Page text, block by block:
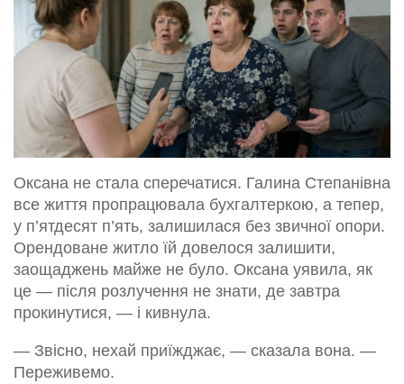
Оксана не стала сперечатися. Галина Степанівна
все життя пропрацювала бухгалтеркою, а тепер,
у п’ятдесят п’ять, залишилася без звичної опори.
Орендоване житло їй довелося залишити,
заощаджень майже не було. Оксана уявила, як
це — після розлучення не знати, де завтра
прокинутися, — і кивнула.
— Звісно, нехай приїжджає, — сказала вона. —
Переживемо.